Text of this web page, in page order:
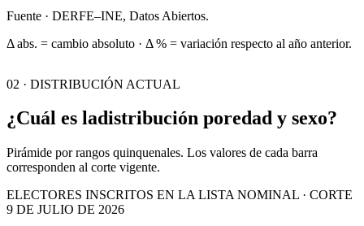
Fuente · DERFE–INE, Datos Abiertos.
Δ abs. = cambio absoluto · Δ % = variación respecto al año anterior.
02 · DISTRIBUCIÓN ACTUAL
¿Cuál es ladistribución poredad y sexo?
Pirámide por rangos quinquenales. Los valores de cada barra
corresponden al corte vigente.
ELECTORES INSCRITOS EN LA LISTA NOMINAL · CORTE
9 DE JULIO DE 2026